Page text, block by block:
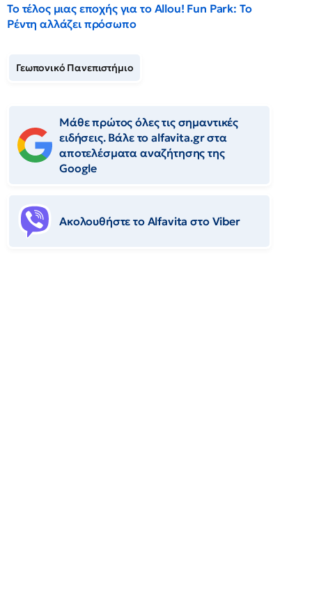
Το τέλος μιας εποχής για το Allou! Fun Park: Το
Ρέντη αλλάζει πρόσωπο
Γεωπονικό Πανεπιστήμιο
Μάθε πρώτος όλες τις σημαντικές
ειδήσεις. Βάλε το alfavita.gr στα
αποτελέσματα αναζήτησης της
Google
Ακολουθήστε το Αlfavita στο Viber